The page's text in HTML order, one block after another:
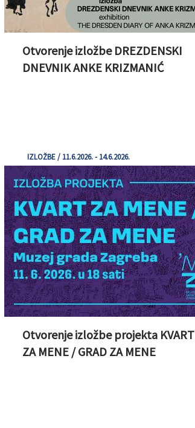
Otvorenje izložbe DREZDENSKI
DNEVNIK ANKE KRIZMANIĆ
IZLOŽBE / 11.6.2026. - 14.6.2026.
Otvorenje izložbe projekta KVART
ZA MENE / GRAD ZA MENE